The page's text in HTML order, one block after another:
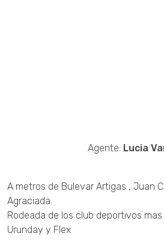
Agente: Lucia
A metros de Bulevar Artigas , Juan
Agraciada.
Rodeada de los club deportivos
Urunday y Flex